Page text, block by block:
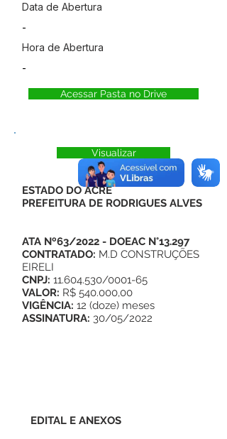
Data de Abertura
-
Hora de Abertura
-
Acessar Pasta no Drive
Visualizar
ESTADO DO ACRE
PREFEITURA DE RODRIGUES ALVES
ATA Nº63/2022 - DOEAC N°13.297
CONTRATADO: M.D CONSTRUÇÕES
EIRELI
CNPJ: 11.604.530/0001-65
VALOR: R$ 540.000,00
VIGÊNCIA: 12 (doze) meses
ASSINATURA: 30/05/2022
EDITAL E ANEXOS